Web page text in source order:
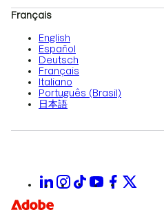
Français
English
Español
Deutsch
Français
Italiano
Português (Brasil)
日本語